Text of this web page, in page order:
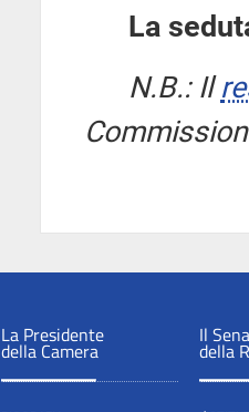
La
N.B.: Il
La Presidente
della Camera
Il
della